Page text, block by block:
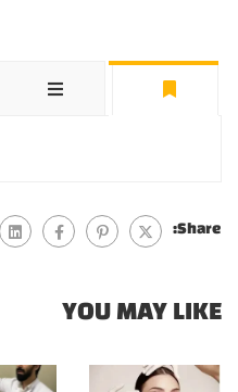
Share:
YOU MAY LIKE